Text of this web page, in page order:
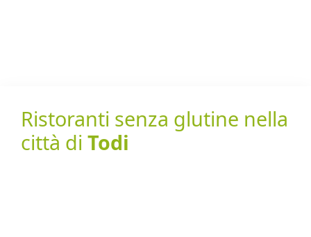
Ristoranti senza glutine nella
città di Todi